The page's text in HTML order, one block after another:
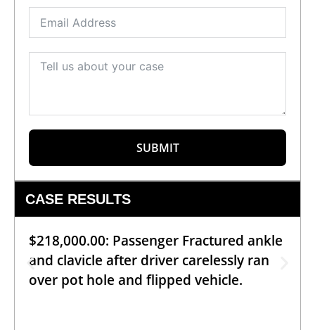
SUBMIT
CASE RESULTS
$218,000.00: Passenger Fractured ankle
and clavicle after driver carelessly ran
over pot hole and flipped vehicle.